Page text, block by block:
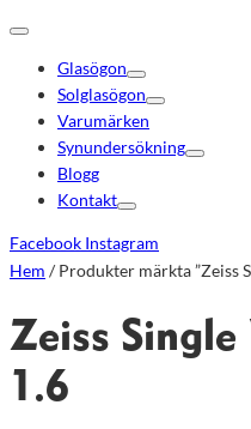
Glasögon
Solglasögon
Varumärken
Synundersökning
Blogg
Kontakt
Facebook Instagram
Hem / Produkter märkta ”Zeiss
Zeiss Single
1.6